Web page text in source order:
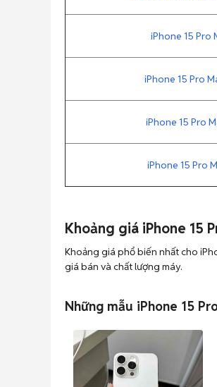
iPhone 15 Pro
iPhone 15 Pro
iPhone 15 Pro
iPhone 15 Pro
Khoảng giá iPhone 15
Khoảng giá phổ biến nhất cho
giá bán và chất lượng máy.
Những mẫu iPhone 15